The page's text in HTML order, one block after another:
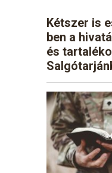
Kétszer is
ben a
és